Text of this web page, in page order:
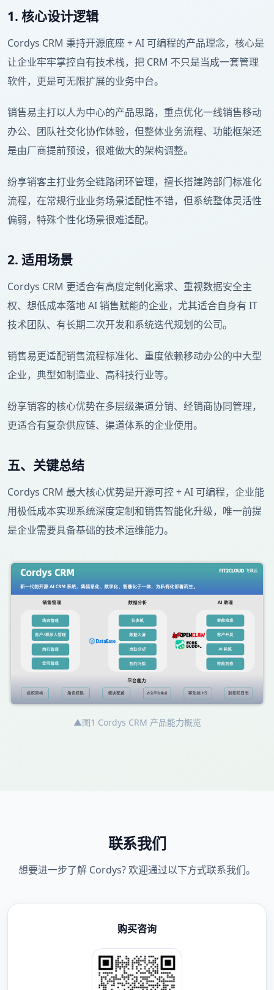
1. 核心设计逻辑
Cordys CRM 秉持开源底座 + AI 可编程的产品理念，核心是
让企业牢牢掌控自有技术栈，把 CRM 不只是当成一套管理
软件，更是可无限扩展的业务中台。
销售易主打以人为中心的产品思路，重点优化一线销售移动
办公、团队社交化协作体验，但整体业务流程、功能框架还
是由厂商提前预设，很难做大的架构调整。
纷享销客主打业务全链路闭环管理，擅长搭建跨部门标准化
流程，在常规行业业务场景适配性不错，但系统整体灵活性
偏弱，特殊个性化场景很难适配。
2. 适用场景
Cordys CRM 更适合有高度定制化需求、重视数据安全主
权、想低成本落地 AI 销售赋能的企业，尤其适合自身有 IT
技术团队、有长期二次开发和系统迭代规划的公司。
销售易更适配销售流程标准化、重度依赖移动办公的中大型
企业，典型如制造业、高科技行业等。
纷享销客的核心优势在多层级渠道分销、经销商协同管理，
更适合有复杂供应链、渠道体系的企业使用。
五、关键总结
Cordys CRM 最大核心优势是开源可控 + AI 可编程，企业能
用极低成本实现系统深度定制和销售智能化升级，唯一前提
是企业需要具备基础的技术运维能力。
▲图1 Cordys CRM 产品能力概览
联系我们
想要进一步了解 Cordys? 欢迎通过以下方式联系我们。
购买咨询